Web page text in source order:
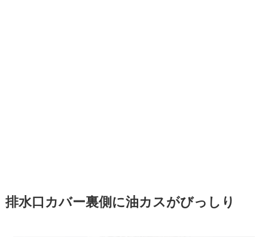
排水口カバー裏側に油カスがびっしり